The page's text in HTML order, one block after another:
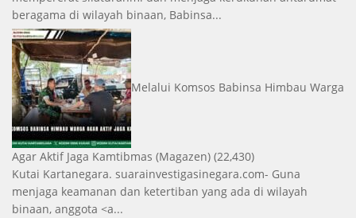
beragama di wilayah binaan, Babinsa...
Melalui Komsos Babinsa Himbau Warga
Agar Aktif Jaga Kamtibmas (Magazen) (22,430)
Kutai Kartanegara. suarainvestigasinegara.com- Guna
menjaga keamanan dan ketertiban yang ada di wilayah
binaan, anggota <a...